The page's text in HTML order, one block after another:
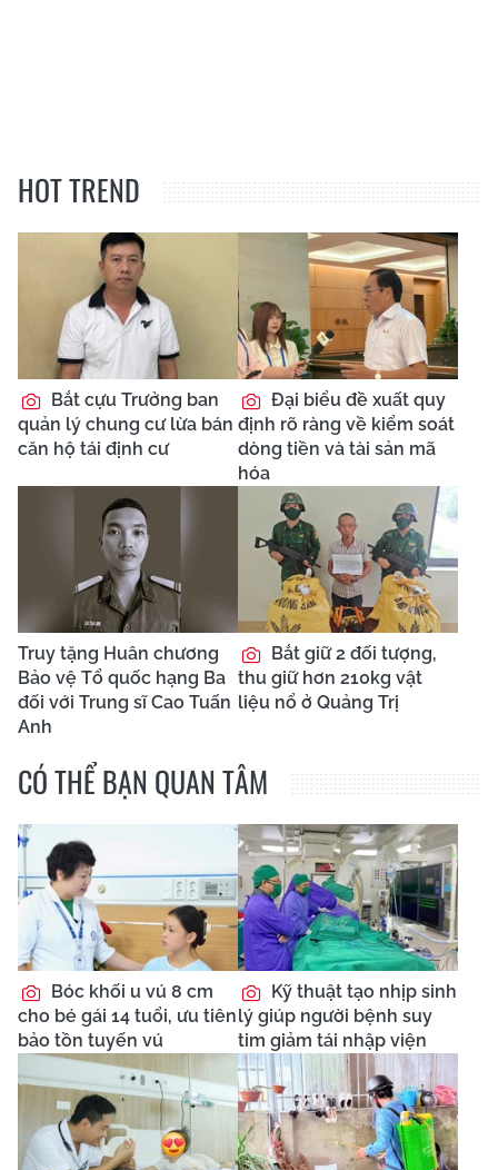
HOT TREND
Bắt cựu Trưởng ban
quản lý chung cư lừa bán
căn hộ tái định cư
Đại biểu đề xuất quy
định rõ ràng về kiểm soát
dòng tiền và tài sản mã
hóa
Truy tặng Huân chương
Bảo vệ Tổ quốc hạng Ba
đối với Trung sĩ Cao Tuấn
Anh
Bắt giữ 2 đối tượng,
thu giữ hơn 210kg vật
liệu nổ ở Quảng Trị
CÓ THỂ BẠN QUAN TÂM
Bóc khối u vú 8 cm
cho bé gái 14 tuổi, ưu tiên
bảo tồn tuyến vú
Kỹ thuật tạo nhịp sinh
lý giúp người bệnh suy
tim giảm tái nhập viện